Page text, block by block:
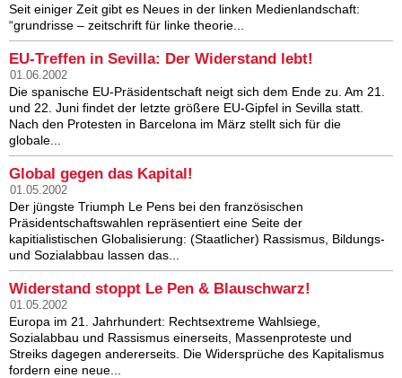
Seit einiger Zeit gibt es Neues in der linken Medienlandschaft:
“grundrisse – zeitschrift für linke theorie...
EU-Treffen in Sevilla: Der Widerstand lebt!
01.06.2002
Die spanische EU-Präsidentschaft neigt sich dem Ende zu. Am 21.
und 22. Juni findet der letzte größere EU-Gipfel in Sevilla statt.
Nach den Protesten in Barcelona im März stellt sich für die
globale...
Global gegen das Kapital!
01.05.2002
Der jüngste Triumph Le Pens bei den französischen
Präsidentschaftswahlen repräsentiert eine Seite der
kapitialistischen Globalisierung: (Staatlicher) Rassismus, Bildungs-
und Sozialabbau lassen das...
Widerstand stoppt Le Pen & Blauschwarz!
01.05.2002
Europa im 21. Jahrhundert: Rechtsextreme Wahlsiege,
Sozialabbau und Rassismus einerseits, Massenproteste und
Streiks dagegen andererseits. Die Widersprüche des Kapitalismus
fordern eine neue...